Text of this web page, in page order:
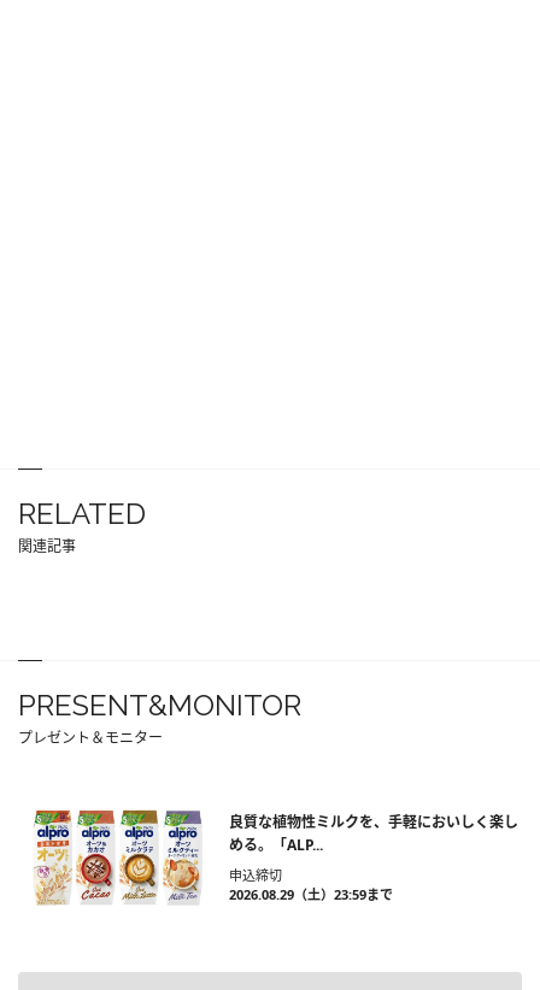
RELATED
関連記事
PRESENT&MONITOR
プレゼント＆モニター
良質な植物性ミルクを、手軽においしく楽し
める。「ALP...
申込締切
2026.08.29（土）23:59まで